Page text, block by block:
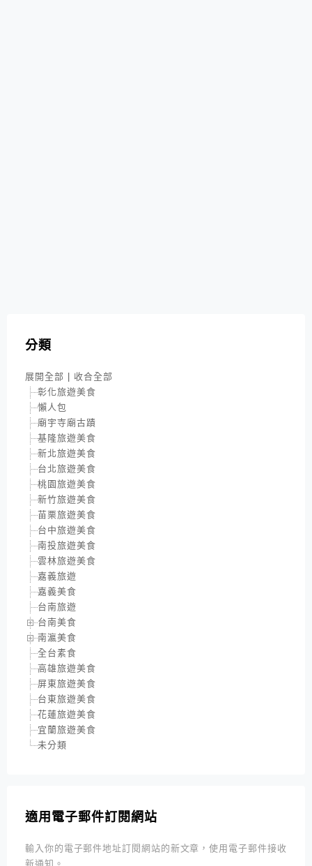
分類
展開全部
收合全部
彰化旅遊美食
懶人包
廟宇寺廟古蹟
基隆旅遊美食
新北旅遊美食
台北旅遊美食
桃園旅遊美食
新竹旅遊美食
苗栗旅遊美食
台中旅遊美食
南投旅遊美食
雲林旅遊美食
嘉義旅遊
嘉義美食
台南旅遊
台南美食
南瀛美食
全台素食
高雄旅遊美食
屏東旅遊美食
台東旅遊美食
花蓮旅遊美食
宜蘭旅遊美食
未分類
適用電子郵件訂閱網站
輸入你的電子郵件地址訂閱網站的新文章，使用電子郵件接收
新通知。